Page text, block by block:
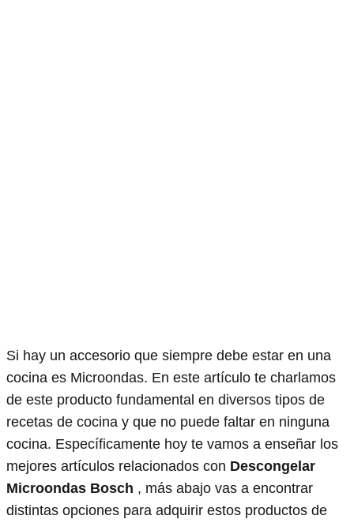
Si hay un accesorio que siempre debe estar en una
cocina es Microondas. En este artículo te charlamos
de este producto fundamental en diversos tipos de
recetas de cocina y que no puede faltar en ninguna
cocina. Específicamente hoy te vamos a enseñar los
mejores artículos relacionados con Descongelar
Microondas Bosch , más abajo vas a encontrar
distintas opciones para adquirir estos productos de